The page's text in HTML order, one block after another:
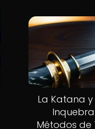
La Katana y
Métodos